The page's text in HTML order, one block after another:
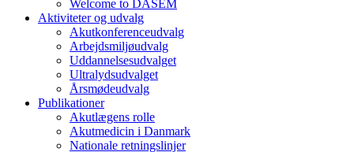
Welcome to DASEM
Aktiviteter og udvalg
Akutkonferenceudvalg
Arbejdsmiljøudvalg
Uddannelsesudvalget
Ultralydsudvalget
Årsmødeudvalg
Publikationer
Akutlægens rolle
Akutmedicin i Danmark
Nationale retningslinjer